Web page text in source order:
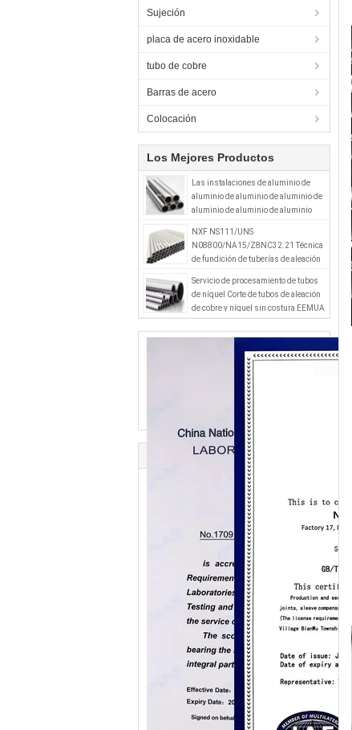
Sujeción
placa de acero inoxidable
tubo de cobre
Barras de acero
Colocación
Los Mejores Productos
Las instalaciones de aluminio de
aluminio de aluminio de aluminio de
aluminio de aluminio de aluminio
NXF NS111/UNS
N08800/NA15/Z8NC32.21 Técnica
de fundición de tuberías de aleación
de tuberías
Servicio de procesamiento de tubos
de níquel Corte de tubos de aleación
de cobre y níquel sin costura EEMUA
234 UNS C70600 CuNi9010 B10 PE